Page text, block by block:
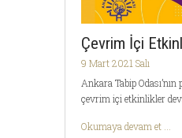
Çevrim İçi
9 Mart 2021 Salı
Ankara Tabip
çevrim içi etkinlikler
Okumaya devam et ...